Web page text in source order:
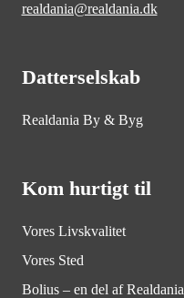
realdania@realdania.dk
Datterselskab
Realdania By & Byg
Kom hurtigt til
Vores Livskvalitet
Vores Sted
Bolius – en del af Realdania